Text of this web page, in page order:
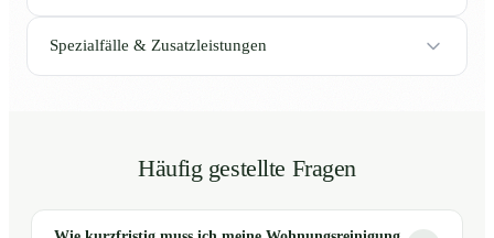
Spezialfälle & Zusatzleistungen
Häufig gestellte Fragen